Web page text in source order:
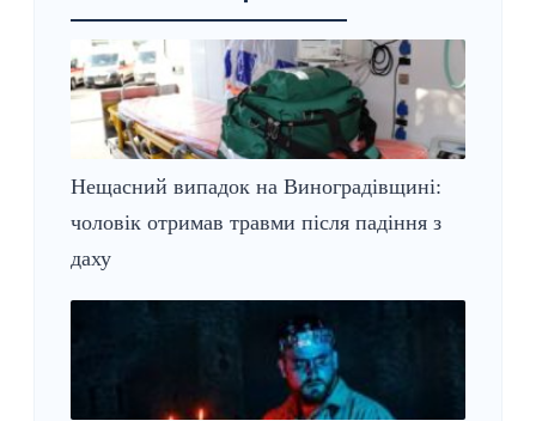
Нещасний випадок на Виноградівщині:
чоловік отримав травми після падіння з
даху